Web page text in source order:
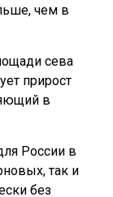
чем в
сева
прирост
в
России в
так и
без